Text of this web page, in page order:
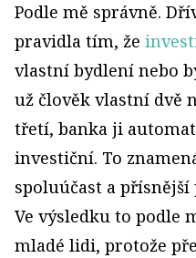
Podle mě správně.
pravidla tím, že
vlastní bydlení nebo
už člověk vlastní dvě
třetí, banka ji
investiční. To
spoluúčast a
Ve výsledku to podle
mladé lidi, protože